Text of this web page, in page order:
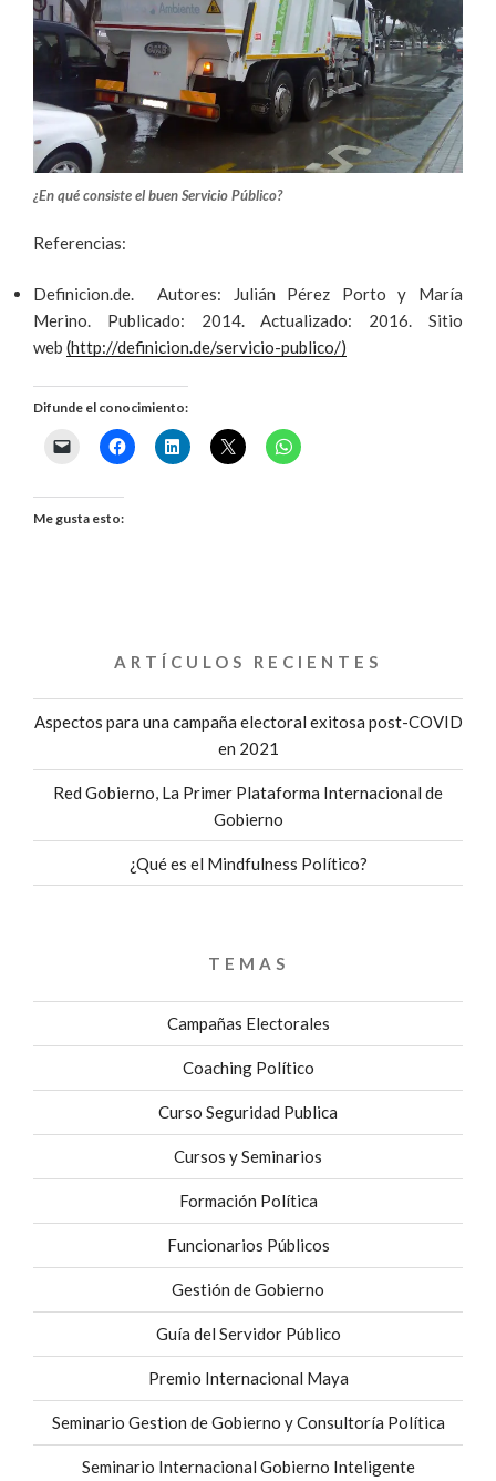
¿En qué consiste el buen Servicio Público?
Referencias:
Definicion.de. Autores: Julián Pérez Porto y María
Merino. Publicado: 2014. Actualizado: 2016. Sitio
web (http://definicion.de/servicio-publico/)
Difunde el conocimiento:
Me gusta esto:
ARTÍCULOS RECIENTES
Aspectos para una campaña electoral exitosa post-COVID
en 2021
Red Gobierno, La Primer Plataforma Internacional de
Gobierno
¿Qué es el Mindfulness Político?
TEMAS
Campañas Electorales
Coaching Político
Curso Seguridad Publica
Cursos y Seminarios
Formación Política
Funcionarios Públicos
Gestión de Gobierno
Guía del Servidor Público
Premio Internacional Maya
Seminario Gestion de Gobierno y Consultoría Política
Seminario Internacional Gobierno Inteligente